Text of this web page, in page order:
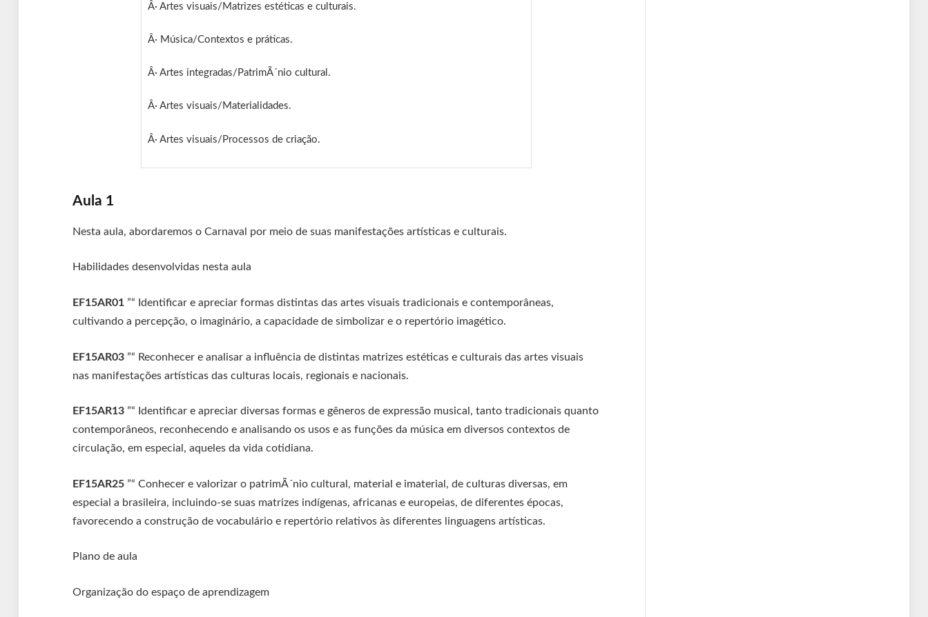
Â· Artes visuais/Matrizes estéticas e culturais.
Â· Música/Contextos e práticas.
Â· Artes integradas/PatrimÃ´nio cultural.
Â· Artes visuais/Materialidades.
Â· Artes visuais/Processos de criação.
Aula 1
Nesta aula, abordaremos o Carnaval por meio de suas manifestações artísticas e culturais.
Habilidades desenvolvidas nesta aula
EF15AR01”“ Identificar e apreciar formas distintas das artes visuais tradicionais e contemporâneas,
cultivando a percepção, o imaginário, a capacidade de simbolizar e o repertório imagético.
EF15AR03”“ Reconhecer e analisar a influência de distintas matrizes estéticas e culturais das artes visuais
nas manifestações artísticas das culturas locais, regionais e nacionais.
EF15AR13”“ Identificar e apreciar diversas formas e gêneros de expressão musical, tanto tradicionais quanto
contemporâneos, reconhecendo e analisando os usos e as funções da música em diversos contextos de
circulação, em especial, aqueles da vida cotidiana.
EF15AR25”“ Conhecer e valorizar o patrimÃ´nio cultural, material e imaterial, de culturas diversas, em
especial a brasileira, incluindo-se suas matrizes indígenas, africanas e europeias, de diferentes épocas,
favorecendo a construção de vocabulário e repertório relativos às diferentes linguagens artísticas.
Plano de aula
Organização do espaço de aprendizagem